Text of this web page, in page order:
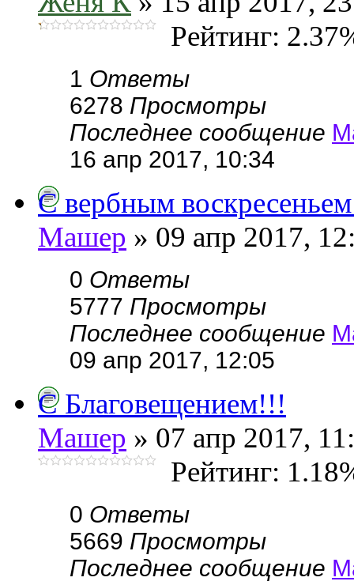
Рейтинг:
1 Ответы
6278 Просмотры
Последнее сообщение
16 апр 2017, 10:34
С вербным
Машер » 09 апр 2017,
0 Ответы
5777 Просмотры
Последнее сообщение
09 апр 2017, 12:05
С Благовещением!!!
Машер » 07 апр 2017,
Рейтинг:
0 Ответы
5669 Просмотры
Последнее сообщение